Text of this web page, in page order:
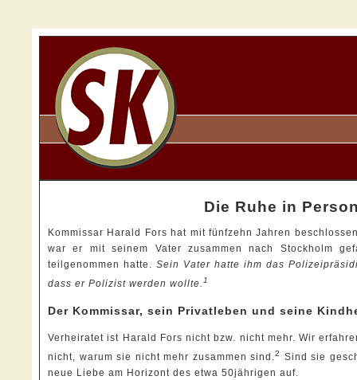
Die Ruhe in
Kommissar Harald Fors hat mit fünfzehn Jahren
war er mit seinem Vater zusammen nach Stockholm
teilgenommen hatte. Sein Vater hatte ihm das
dass er Polizist werden wollte.1
Der Kommissar, sein Privatleben und seine
Verheiratet ist Harald Fors nicht bzw. nicht mehr. Wir
nicht, warum sie nicht mehr zusammen sind.2
Sind sie
neue Liebe am Horizont des etwa 50jährigen auf.